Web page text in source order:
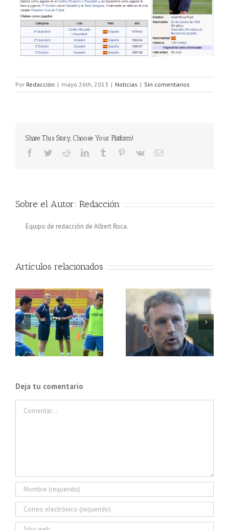
Por Redacción | mayo 26th, 2013 | Noticias | Sin comentarios
Share This Story, Choose Your Platform!
Facebook
TwitterRedditLinkedInTumblr Pinterest
Vk
Correo
Sobre el Autor: Redacción
Equipo de redacción de Albert Roca.
Artículos relacionados
Albert Roca es el nuevo
seleccionador de El
Salvador
El Salvador de Albert
Roca incomoda a la
Campeona del mundo
Deja tu comentario